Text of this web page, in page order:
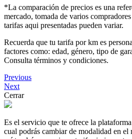
*La comparación de precios es una
mercado, tomada de varios
tarifas aqui presentadas pueden variar.
Recuerda que tu tarifa por km es
factores como: edad, género, tipo de
Consulta términos y condiciones.
Previous
Next
Cerrar
Es el servicio que te ofrece la
cual podrás cambiar de modalidad en el